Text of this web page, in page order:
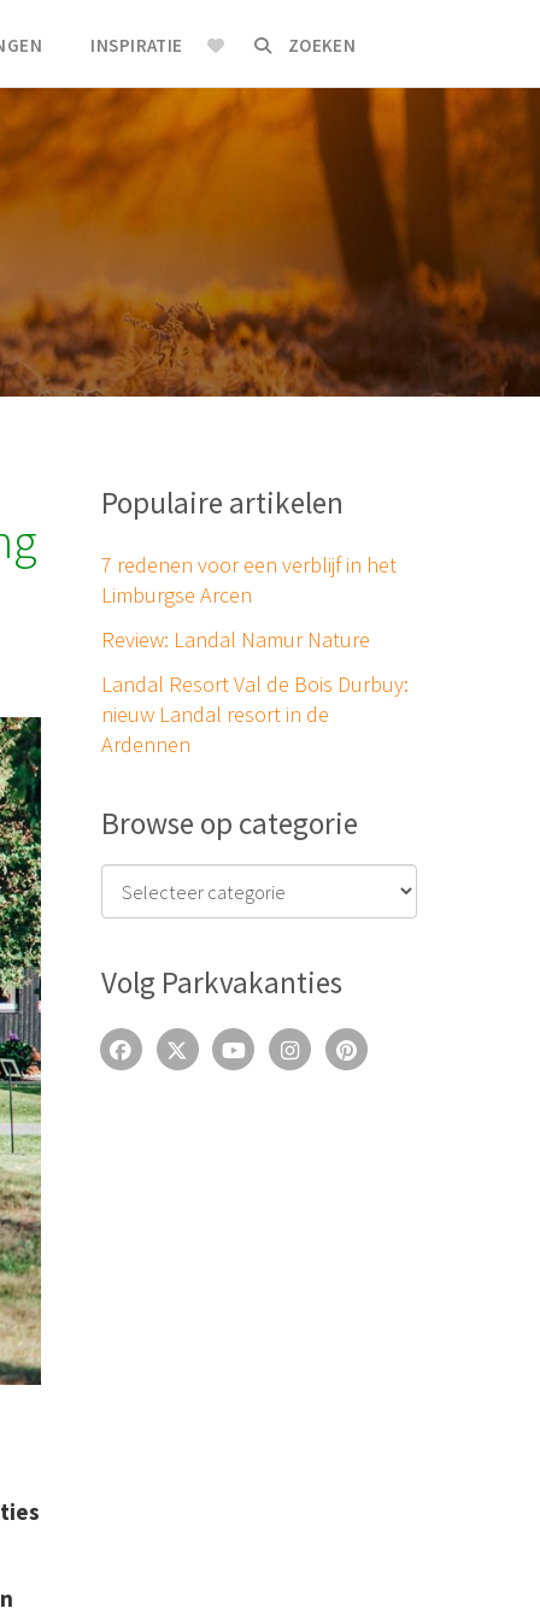
INSPIRATIE ZOEKEN
Populaire artikelen
7 redenen voor een verblijf in het
Limburgse Arcen
Review: Landal Namur Nature
Landal Resort Val de Bois Durbuy:
nieuw Landal resort in de
Ardennen
Browse op categorie
Volg Parkvakanties